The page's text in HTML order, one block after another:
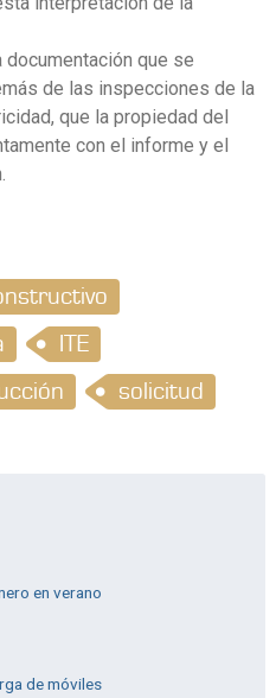
que se
de las inspecciones de la
que la propiedad del
con el informe y el
ITE
solicitud
en verano
de móviles